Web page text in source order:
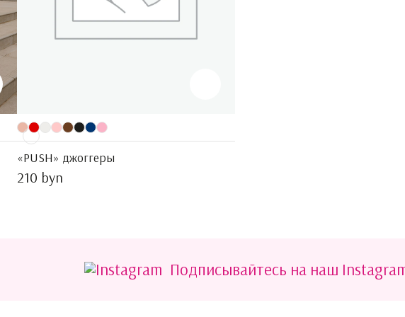
«PUSH» джоггеры
210 byn
Подписывайтесь на наш